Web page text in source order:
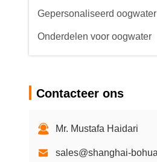
Gepersonaliseerd oogwater
Onderdelen voor oogwater
Contacteer ons
Mr. Mustafa Haidari